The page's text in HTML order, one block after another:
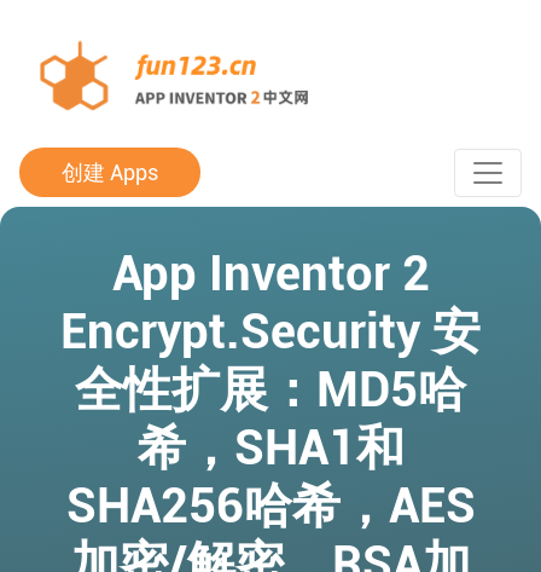
创建 Apps
App Inventor 2
Encrypt.Security 安
全性扩展：MD5哈
希，SHA1和
SHA256哈希，AES